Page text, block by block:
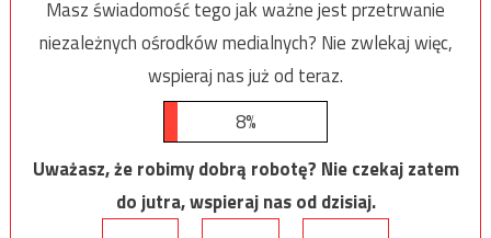
Masz świadomość tego jak ważne jest przetrwanie
niezależnych ośrodków medialnych? Nie zwlekaj więc,
wspieraj nas już od teraz.
8%
Uważasz, że robimy dobrą robotę? Nie czekaj zatem
do jutra, wspieraj nas od dzisiaj.